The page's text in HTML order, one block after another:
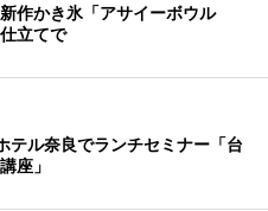
作かき氷「アサイーボウル
立てで
テル奈良でランチセミナー「台
座」